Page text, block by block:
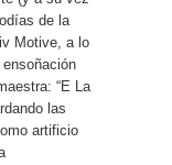
de la
Motive, a lo
“E La
las
artificio